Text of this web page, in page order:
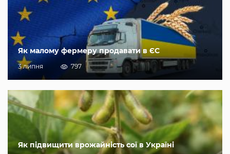
Як малому фермеру продавати в ЄС
3 липня 797
Як підвищити врожайність сої в Україні